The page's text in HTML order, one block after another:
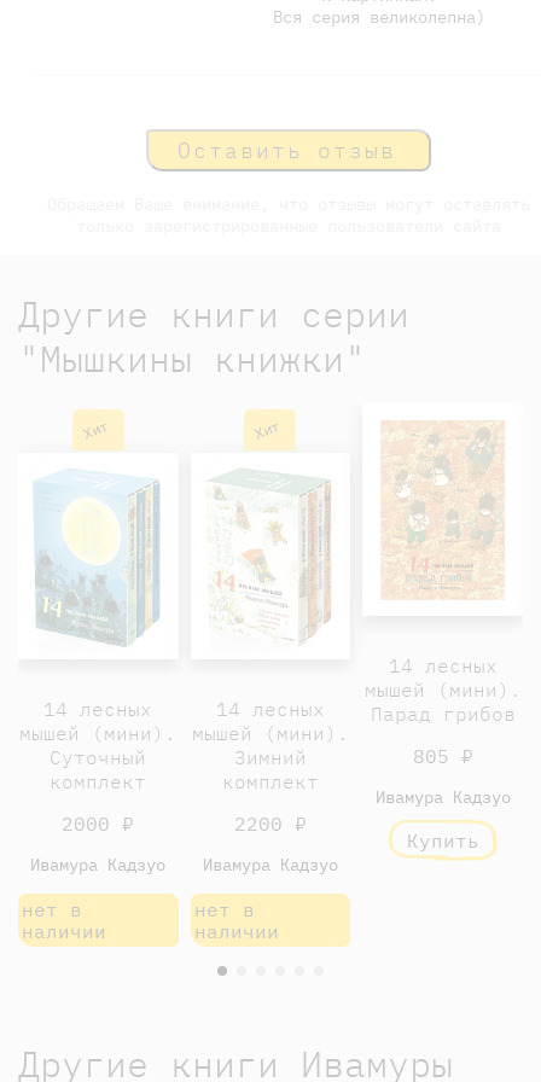
Вся серия великолепна)
Оставить отзыв
Другие книги серии
"Мышкины книжки"
Хит
14 лесных
мышей (мини).
Суточный
комплект
2000 ₽
Ивамура Кадзуо
нет в
наличии
Хит
14 лесных
мышей (мини).
Зимний
комплект
2200 ₽
Ивамура Кадзуо
нет в
наличии
14 лесных
мышей (мини).
Парад грибов
805 ₽
Ивамура Кадзуо
Купить
Другие книги Ивамуры